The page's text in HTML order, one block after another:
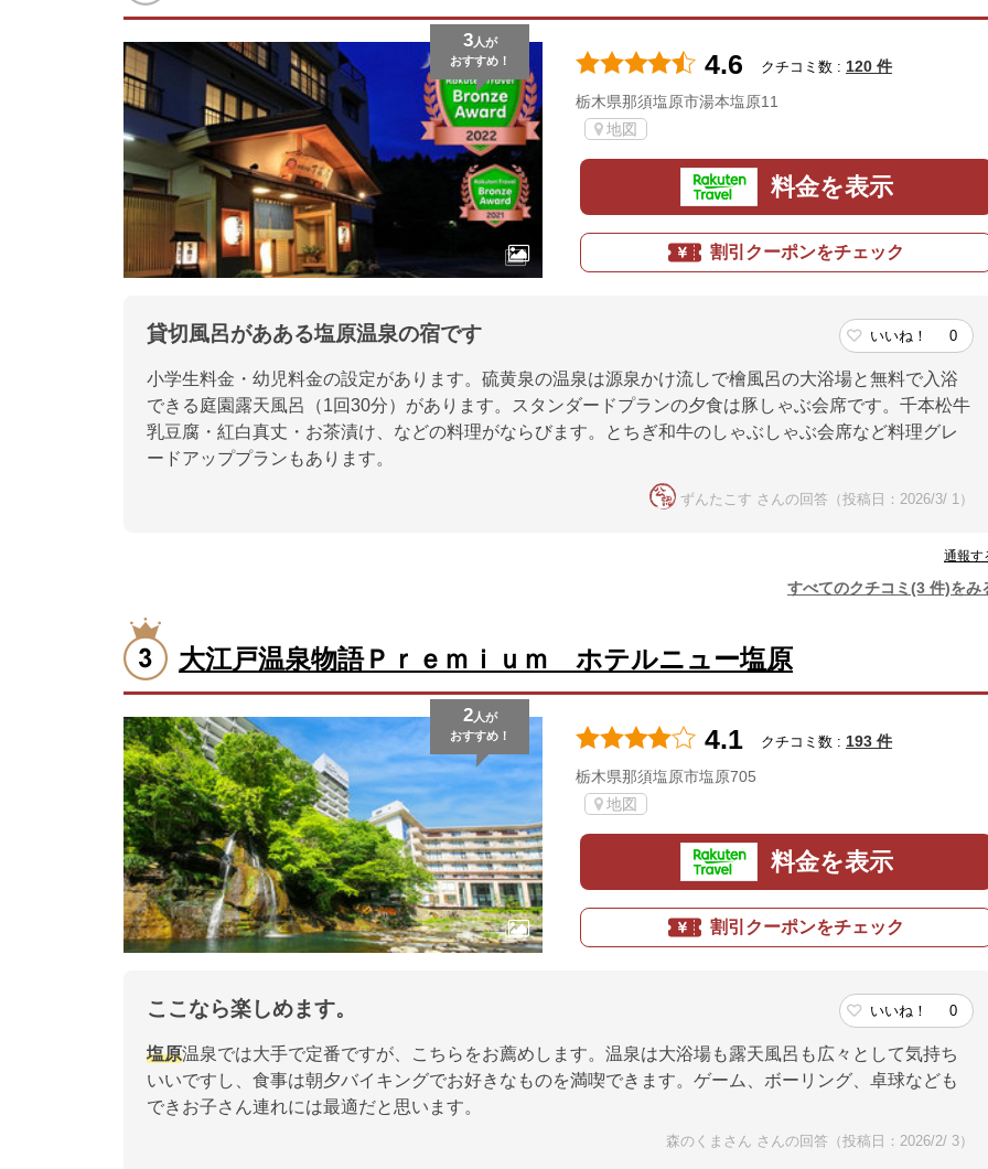
3人が
おすすめ！
4.6 クチコミ数 : 120 件
栃木県那須塩原市湯本塩原11
地図
料金を表示
割引クーポンをチェック
貸切風呂があある塩原温泉の宿です いいね！ 0
小学生料金・幼児料金の設定があります。硫黄泉の温泉は源泉かけ流しで檜風呂の大浴場と無料で入浴
できる庭園露天風呂（1回30分）があります。スタンダードプランの夕食は豚しゃぶ会席です。千本松牛
乳豆腐・紅白真丈・お茶漬け、などの料理がならびます。とちぎ和牛のしゃぶしゃぶ会席など料理グレ
ードアッププランもあります。
ずんたこす さんの回答（投稿日：2026/3/ 1）
通報す
すべてのクチコミ(3 件)をみ
大江戸温泉物語Ｐｒｅｍｉｕｍ ホテルニュー塩原
2人が
おすすめ！
4.1 クチコミ数 : 193 件
栃木県那須塩原市塩原705
地図
料金を表示
割引クーポンをチェック
ここなら楽しめます。 いいね！ 0
塩原温泉では大手で定番ですが、こちらをお薦めします。温泉は大浴場も露天風呂も広々として気持ち
いいですし、食事は朝夕バイキングでお好きなものを満喫できます。ゲーム、ボーリング、卓球なども
できお子さん連れには最適だと思います。
森のくまさん さんの回答（投稿日：2026/2/ 3）